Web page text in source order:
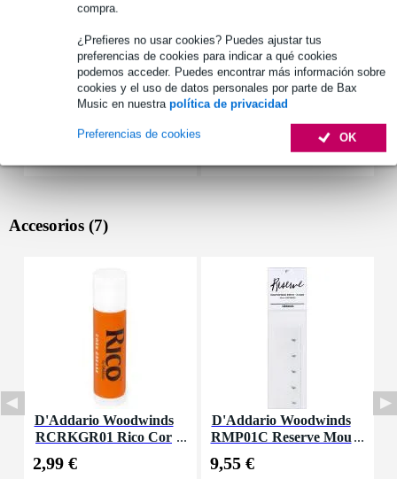
compra.
¿Prefieres no usar cookies? Puedes ajustar tus
preferencias de cookies para indicar a qué cookies
podemos acceder. Puedes encontrar más información sobre
cookies y el uso de datos personales por parte de Bax
Music en nuestra política de privacidad
OK
Preferencias de cookies
Accesorios (7)
D'Addario Woodwinds
RCRKGR01 Rico Cor
2,99 €
D'Addario Woodwinds
RMP01C Reserve Mou
(Pack of 5)
9,55 €